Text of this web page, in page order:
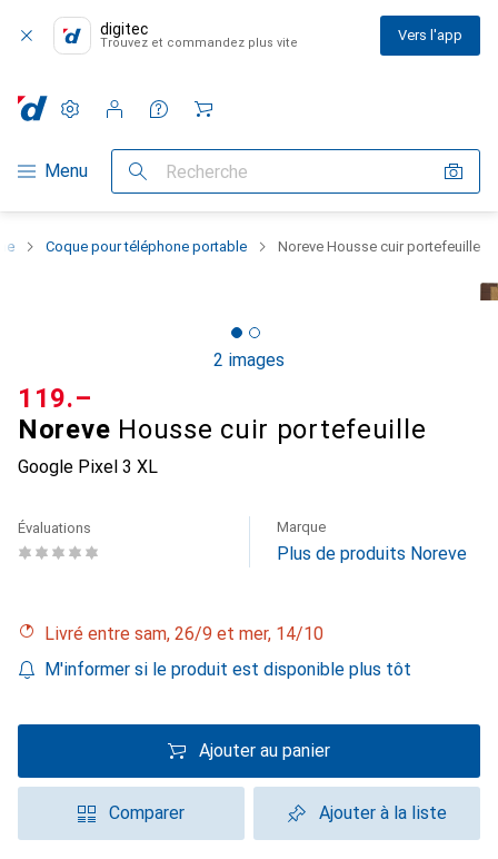
digitec
Trouvez et commandez plus vite Vers l'app
Navigation par catégorie
Menu Recherche
Paramètres
Compte client
Listes de comparaison
Listes d'envies
Panier
Coque pour téléphone portable Noreve Housse cuir portefeuille
2 images
Noreve Housse cuir portefeuille
Google Pixel 3 XL
CHF
119.–
Évaluations Marque
Plus de produits Noreve
Livré entre sam, 26/9 et mer, 14/10
M'informer si le produit est disponible plus tôt
Ajouter au panier
Comparer Ajouter à la liste